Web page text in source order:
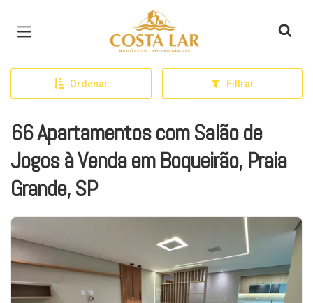
Página inicial
Ordenar Filtrar
66 Apartamentos com Salão de
Jogos à Venda em Boqueirão, Praia
Grande, SP